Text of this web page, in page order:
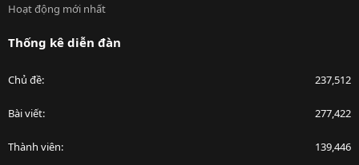
Hoạt động mới nhất
Thống kê diễn đàn
Chủ đề 237,512
Bài viết 277,422
Thành viên 139,446